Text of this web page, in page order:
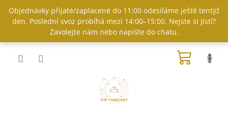
obsah
Objednávky přijaté/zaplacené do 11:00 odesíláme ještě tentýž
den. Poslední svoz probíhá mezi 14:00–15:00. Nejste si jistí?
Zavolejte nám nebo napište do chatu.